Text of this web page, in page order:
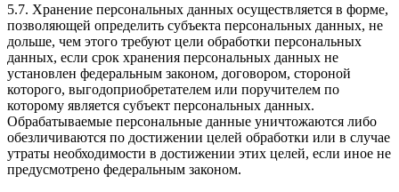
5.7. Хранение персональных данных осуществляется в форме,
позволяющей определить субъекта персональных данных, не
дольше, чем этого требуют цели обработки персональных
данных, если срок хранения персональных данных не
установлен федеральным законом, договором, стороной
которого, выгодоприобретателем или поручителем по
которому является субъект персональных данных.
Обрабатываемые персональные данные уничтожаются либо
обезличиваются по достижении целей обработки или в случае
утраты необходимости в достижении этих целей, если иное не
предусмотрено федеральным законом.